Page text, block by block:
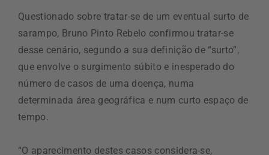
Questionado sobre tratar-se de um eventual surto de
sarampo, Bruno Pinto Rebelo confirmou tratar-se
desse cenário, segundo a sua definição de “surto”,
que envolve o surgimento súbito e inesperado do
número de casos de uma doença, numa
determinada área geográfica e num curto espaço de
tempo.
“O aparecimento destes casos considera-se,